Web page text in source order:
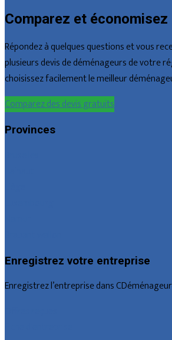
Comparez et économisez
Répondez à quelques questions et vous
plusieurs devis de déménageurs de votre
choisissez facilement le meilleur
Comparez des devis gratuits
Provinces
Enregistrez votre entreprise
Enregistrez l’entreprise dans